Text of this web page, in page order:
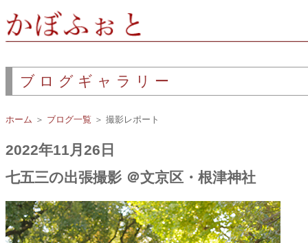
ブログギャラリー
ホーム ＞ ブログ一覧 ＞ 撮影レポート
2022年11月26日
七五三の出張撮影 ＠文京区・根津神社